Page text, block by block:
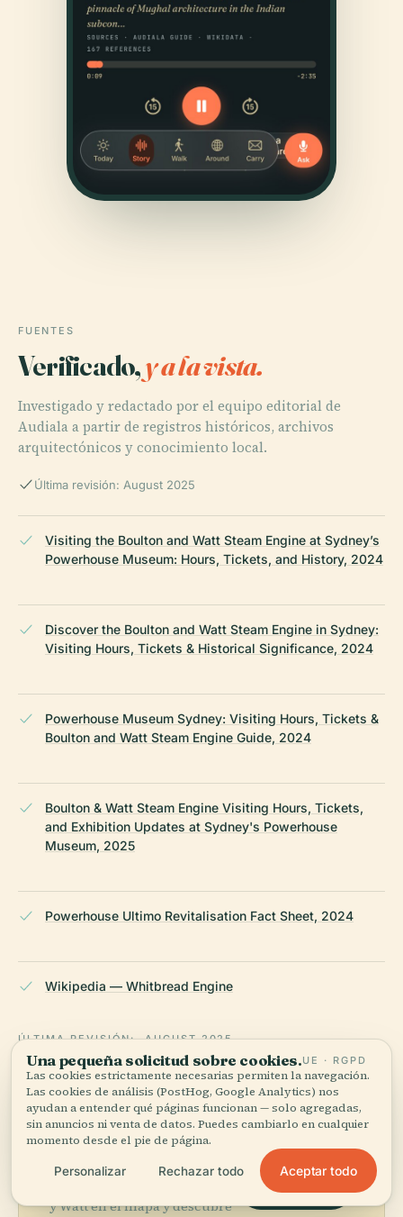
FUENTES
Verificado,y a la vista.
Investigado y redactado por el equipo editorial de
Audiala a partir de registros históricos, archivos
arquitectónicos y conocimiento local.
Última revisión: August 2025
Visiting the Boulton and Watt Steam Engine at Sydney’s
Powerhouse Museum: Hours, Tickets, and History, 2024
Discover the Boulton and Watt Steam Engine in Sydney:
Visiting Hours, Tickets & Historical Significance, 2024
Powerhouse Museum Sydney: Visiting Hours, Tickets &
Boulton and Watt Steam Engine Guide, 2024
Boulton & Watt Steam Engine Visiting Hours, Tickets,
and Exhibition Updates at Sydney's Powerhouse
Museum, 2025
Powerhouse Ultimo Revitalisation Fact Sheet, 2024
Wikipedia — Whitbread Engine
ÚLTIMA REVISIÓN: AUGUST 2025
Documentado a partir de Wikidata, Wikipedia y fuentes
oficiales · verificado ·Cómo hacemos nuestras guías →
Explora la zona
y Watt en el mapa y descubre
Una pequeña solicitud sobre cookies.UE · RGPD
Las cookies estrictamente necesarias permiten la navegación.
Las cookies de análisis (PostHog, Google Analytics) nos
ayudan a entender qué páginas funcionan — solo agregadas,
sin anuncios ni venta de datos. Puedes cambiarlo en cualquier
momento desde el pie de página.
Personalizar Rechazar todo Aceptar todo